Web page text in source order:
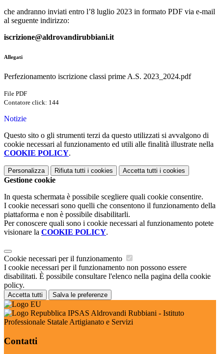
che andranno inviati entro l’8 luglio 2023 in formato PDF via e-mail
al seguente indirizzo:
iscrizione@aldrovandirubbiani.it
Allegati
Perfezionamento iscrizione classi prime A.S. 2023_2024.pdf
File PDF
Contatore click: 144
Notizie
Questo sito o gli strumenti terzi da questo utilizzati si avvalgono di
cookie necessari al funzionamento ed utili alle finalità illustrate nella
COOKIE POLICY.
Personalizza Rifiuta tutti i cookies Accetta tutti i cookies
Gestione cookie
In questa schermata è possibile scegliere quali cookie consentire.
I cookie necessari sono quelli che consentono il funzionamento della
piattaforma e non è possibile disabilitarli.
Per conoscere quali sono i cookie necessari al funzionamento potete
visionare la COOKIE POLICY.
Cookie necessari per il funzionamento
I cookie necessari per il funzionamento non possono essere
disabilitati. È possibile consultare l'elenco nella pagina della cookie
policy.
Accetta tutti Salva le preferenze
IPSAS Aldrovandi Rubbiani - Istituto
Professionale Statale Artigianato e Servizi
Contatti